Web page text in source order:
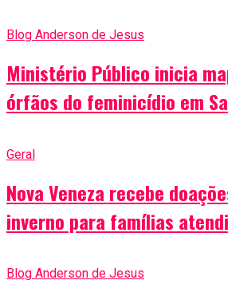
Blog Anderson de Jesus
Ministério Público inicia
órfãos do feminicídio em
Geral
Nova Veneza recebe
inverno para famílias
Blog Anderson de Jesus